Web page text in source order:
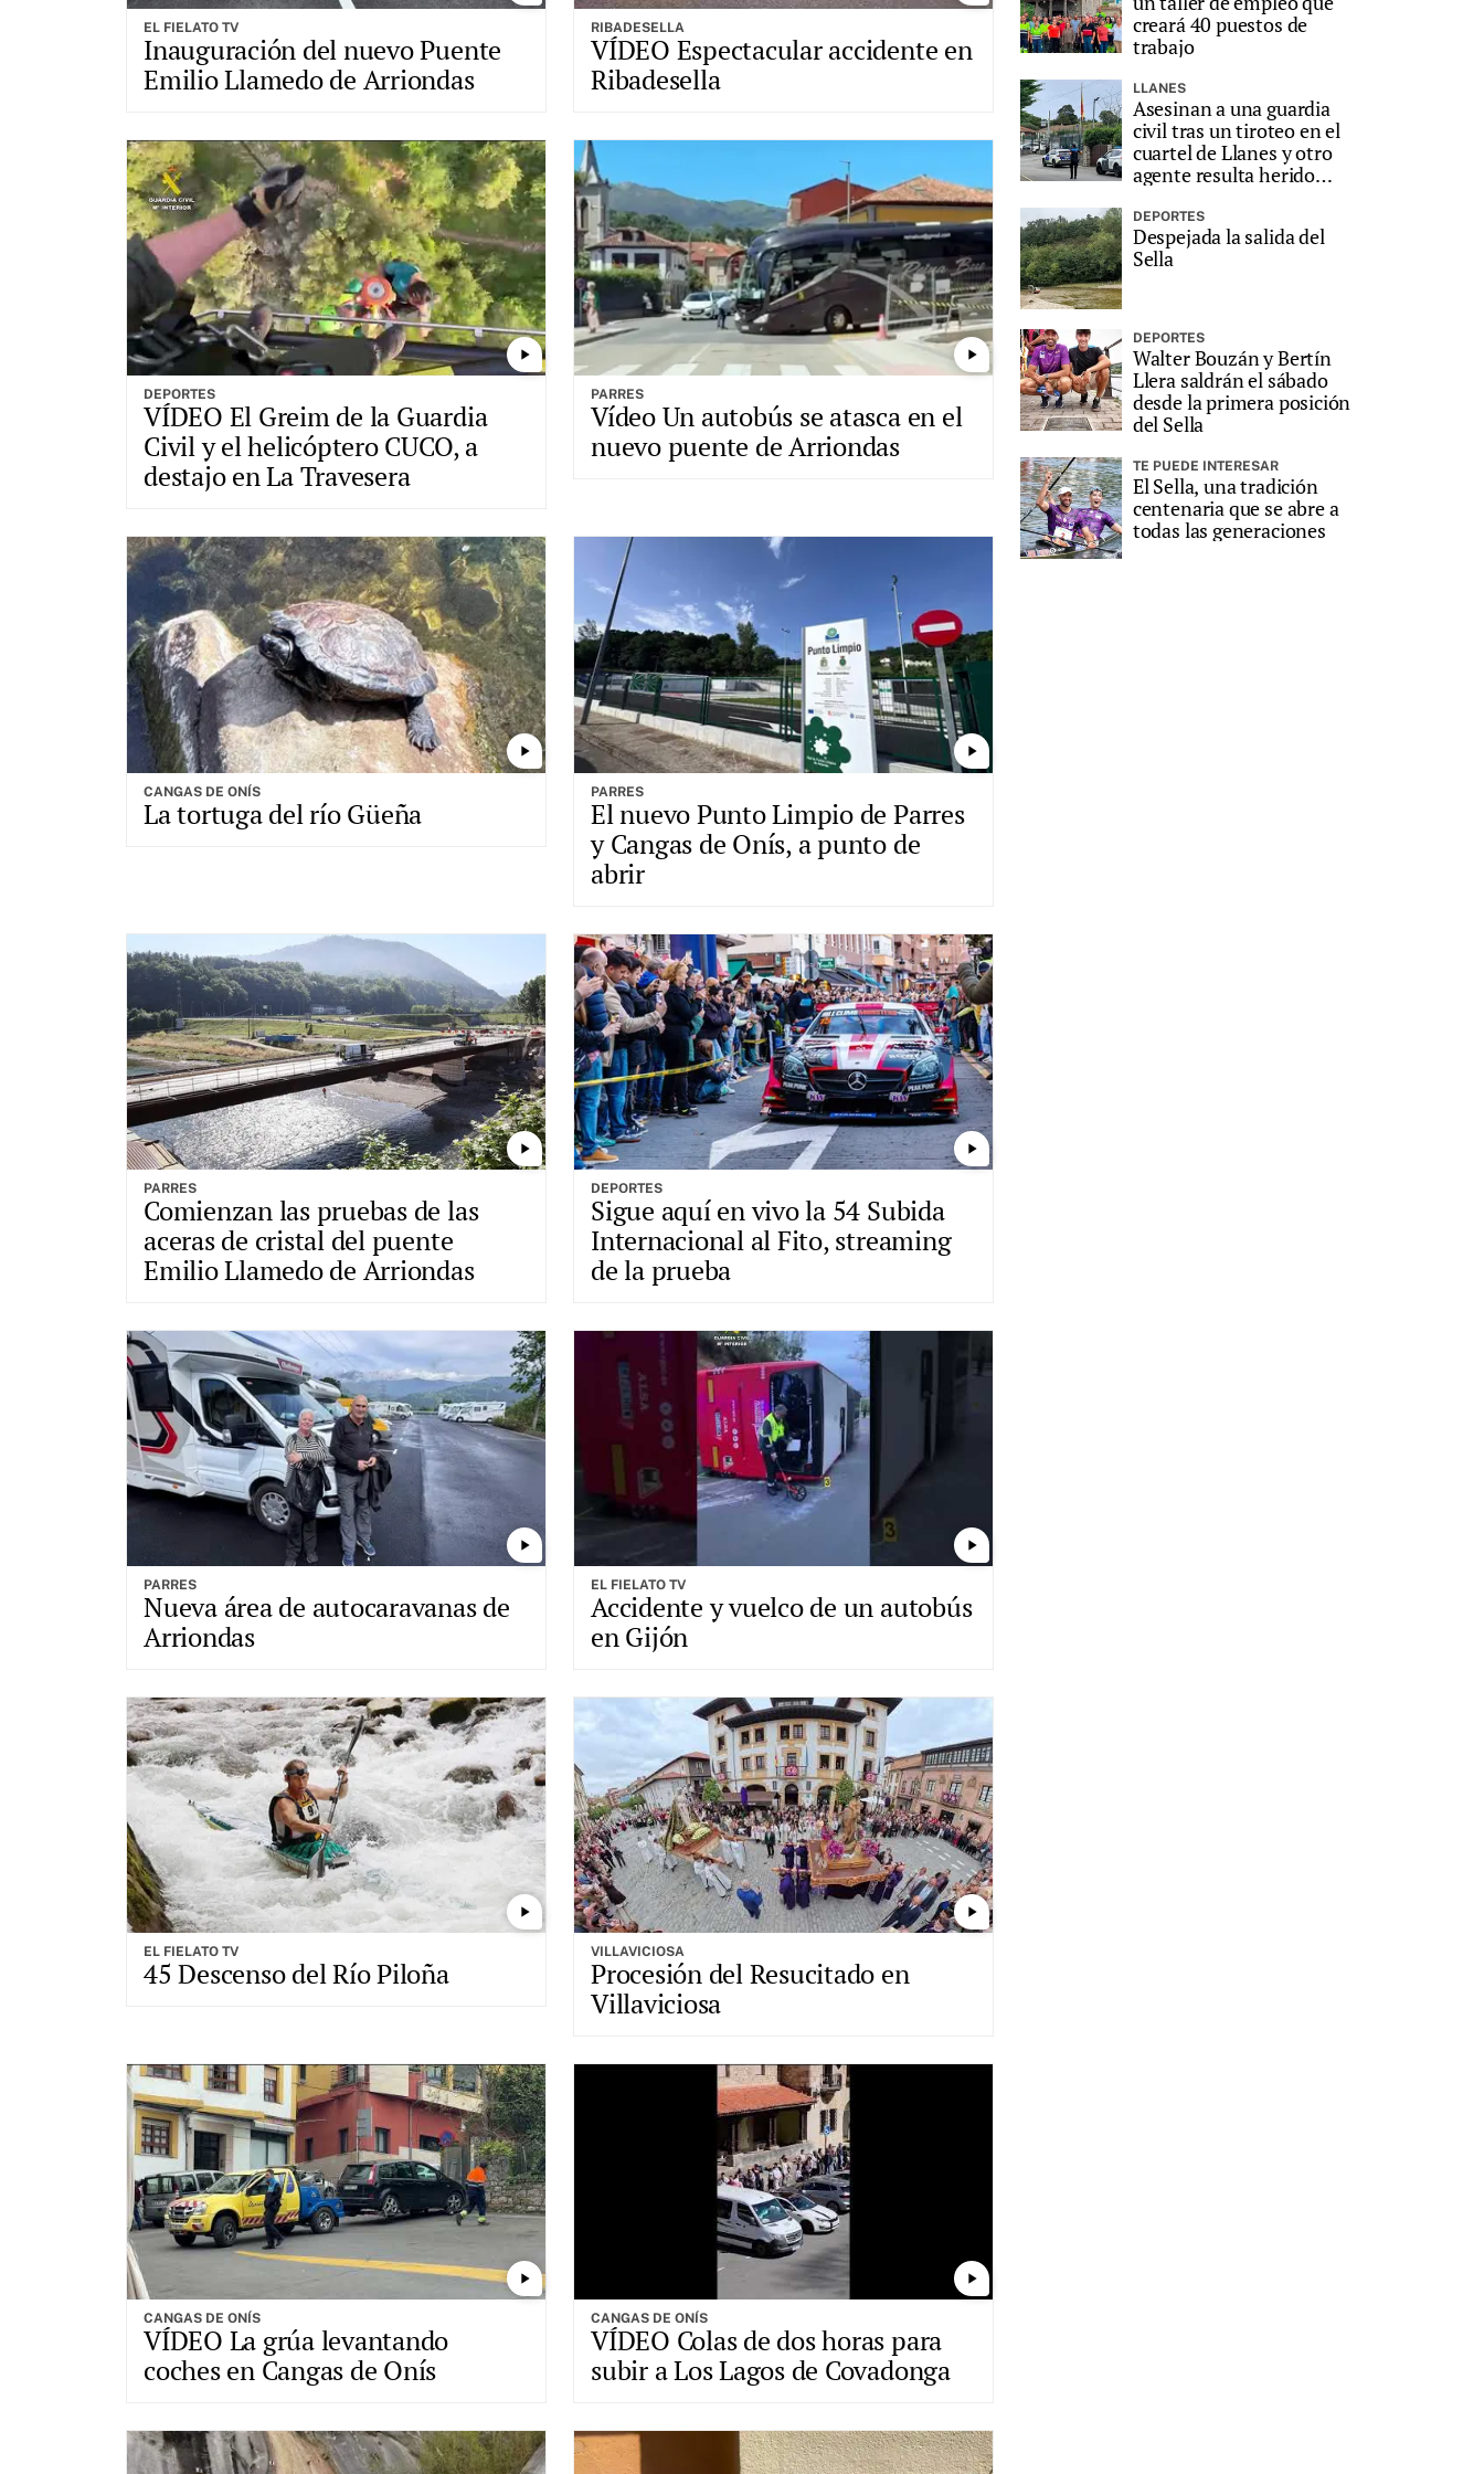
EL FIELATO TV
Inauguración del nuevo Puente
Emilio Llamedo de Arriondas
RIBADESELLA
VÍDEO Espectacular accidente en
Ribadesella
play_arrow
DEPORTES
VÍDEO El Greim de la Guardia
Civil y el helicóptero CUCO, a
destajo en La Travesera
play_arrow
PARRES
Vídeo Un autobús se atasca en el
nuevo puente de Arriondas
play_arrow
CANGAS DE ONÍS
La tortuga del río Güeña
play_arrow
PARRES
El nuevo Punto Limpio de Parres
y Cangas de Onís, a punto de
abrir
play_arrow
PARRES
Comienzan las pruebas de las
aceras de cristal del puente
Emilio Llamedo de Arriondas
play_arrow
DEPORTES
Sigue aquí en vivo la 54 Subida
Internacional al Fito, streaming
de la prueba
play_arrow
PARRES
Nueva área de autocaravanas de
Arriondas
play_arrow
EL FIELATO TV
Accidente y vuelco de un autobús
en Gijón
play_arrow
EL FIELATO TV
45 Descenso del Río Piloña
play_arrow
VILLAVICIOSA
Procesión del Resucitado en
Villaviciosa
play_arrow
CANGAS DE ONÍS
VÍDEO La grúa levantando
coches en Cangas de Onís
play_arrow
CANGAS DE ONÍS
VÍDEO Colas de dos horas para
subir a Los Lagos de Covadonga
creará 40 puestos de
trabajo
LLANES
Asesinan a una guardia
civil tras un tiroteo en el
cuartel de Llanes y otro
agente resulta herido
DEPORTES
Despejada la salida del
Sella
DEPORTES
Walter Bouzán y Bertín
Llera saldrán el sábado
desde la primera posición
del Sella
TE PUEDE INTERESAR
El Sella, una tradición
centenaria que se abre a
todas las generaciones